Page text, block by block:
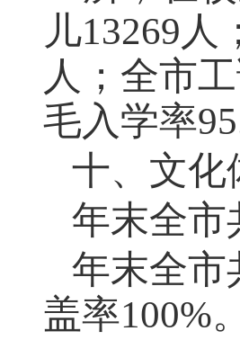
儿13269
人；全市
毛入学率
十、文化
年末全市
年末全市
盖率100%。